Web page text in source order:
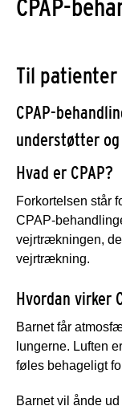
CPAP-
Til
CPAP-
understøtter
Hvad er CPAP?
Forkortelsen står
CPAP-
vejrtrækningen,
vejrtrækning.
Hvordan virker
Barnet får
lungerne. Luften
føles behageligt
Barnet vil ånde